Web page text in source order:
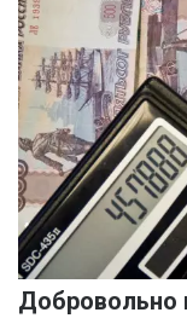
Добровольно